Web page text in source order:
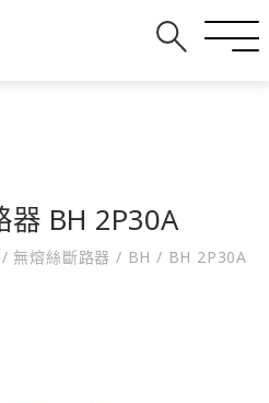
器 BH 2P30A
/ 無熔絲斷路器 / BH / BH 2P30A